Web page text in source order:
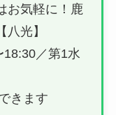
お気軽に！鹿
光】
／第1水
きます